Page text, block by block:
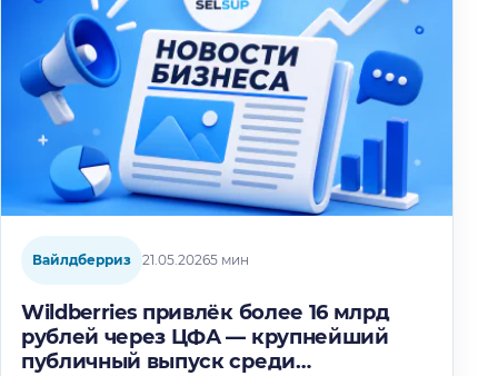
Вайлдберриз 21.05.20265 мин
Wildberries привлёк более 16 млрд
рублей через ЦФА — крупнейший
публичный выпуск среди